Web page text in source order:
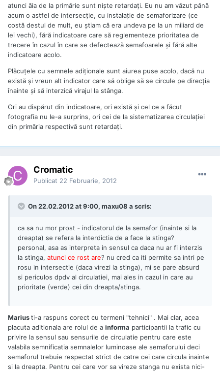
atunci ăia de la primărie sunt niște retardați. Eu nu am văzut până
acum o astfel de intersecție, cu instalație de semaforizare (ce
costă destul de mult, eu știam că era undeva pe la un miliard de
lei vechi), fără indicatoare care să reglementeze prioritatea de
trecere în cazul în care se defectează semafoarele și fără alte
indicatoare acolo.
Plăcuțele cu semnele adiționale sunt aiurea puse acolo, dacă nu
există și vreun alt indicator care să oblige să se circule pe direcția
înainte și să interzică virajul la stânga.
Ori au dispărut din indicatoare, ori există și cel ce a făcut
fotografia nu le-a surprins, ori cei de la sistematizarea circulației
din primăria respectivă sunt retardați.
Cromatic
Publicat 22 Februarie, 2012
On 22.02.2012 at 9:00, maxu08 a scris:
ca sa nu mor prost - indicatorul de la semafor (inainte si la
dreapta) se refera la interdictia de a face la stinga?
personal, asa as interpreta in sensul ca daca nu ar fi interzis
la stinga, atunci ce rost are? nu cred ca iti permite sa intri pe
rosu in intersectie (daca virezi la stinga), mi se pare absurd
si periculos dpdv al circulatiei, mai ales in cazul in care au
prioritate (verde) cei din dreapta/stinga.
Mariusti-a raspuns corect cu termeni "tehnici" . Mai clar, acea
placuta aditionala are rolul de a informa participantii la trafic cu
privire la sensul sau sensurile de circulatie pentru care este
valabila semnificatia semnalelor luminoase ale semaforului deci
semaforul trebuie respectat strict de catre cei care circula inainte
si la dreapta. Pentru cei care vor sa vireze stanga nu exista nici-